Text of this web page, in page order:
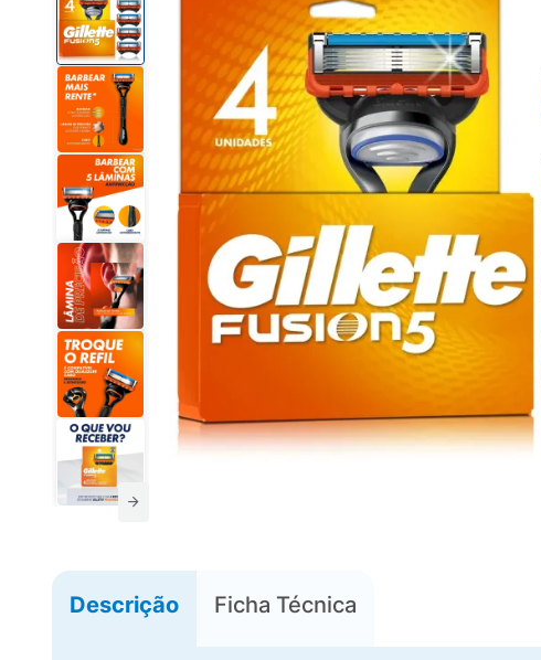
Descrição Ficha Técnica